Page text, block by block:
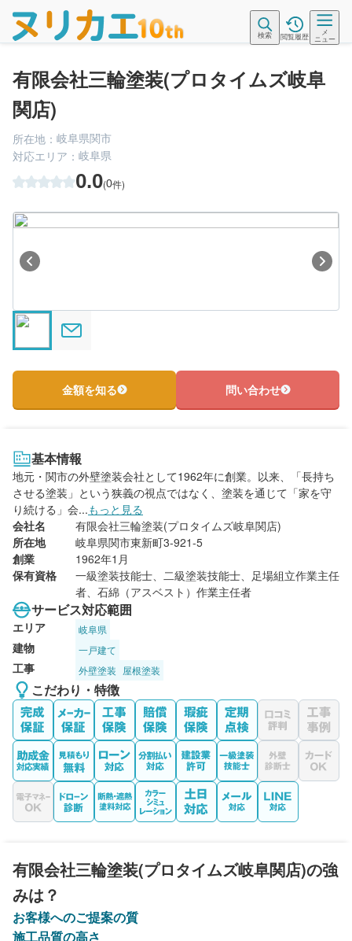
検索 閲覧履歴
メ
ニュー
有限会社三輪塗装(プロタイムズ岐阜
関店)
所在地： 岐阜県関市
対応エリア： 岐阜県
0.0(0件)
金額を知る 問い合わせ
基本情報
地元・関市の外壁塗装会社として1962年に創業。以来、「長持ち
させる塗装」という狭義の視点ではなく、塗装を通じて「家を守
り続ける」会...もっと見る
会社名
有限会社三輪塗装(プロタイムズ岐阜関店)
所在地
岐阜県関市東新町3-921-5
創業
1962年1月
保有資格
一級塗装技能士、二級塗装技能士、足場組立作業主任
者、石綿（アスベスト）作業主任者
サービス対応範囲
エリア 岐阜県
建物 一戸建て
工事 外壁塗装 屋根塗装
こだわり・特徴
有限会社三輪塗装(プロタイムズ岐阜関店)の強
みは？
お客様へのご提案の質
施工品質の高さ